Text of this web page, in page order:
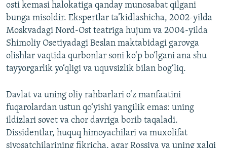
osti kemasi halokatiga qanday munosabat qilgani
bunga misoldir. Ekspertlar ta’kidlashicha, 2002-yilda
Moskvadagi Nord-Ost teatriga hujum va 2004-yilda
Shimoliy Osetiyadagi Beslan maktabidagi garovga
olishlar vaqtida qurbonlar soni ko‘p bo‘lgani ana shu
tayyorgarlik yo‘qligi va uquvsizlik bilan bog‘liq.
Davlat va uning oliy rahbarlari o‘z manfaatini
fuqarolardan ustun qo‘yishi yangilik emas: uning
ildizlari sovet va chor davriga borib taqaladi.
Dissidentlar, huquq himoyachilari va muxolifat
siyosatchilarining fikricha, agar Rossiya va uning xalqi